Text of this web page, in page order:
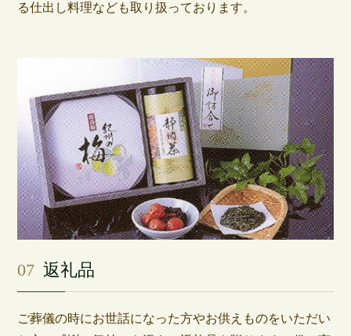
る仕出し料理なども取り扱っております。
07 返礼品
ご葬儀の時にお世話になった方やお供えものをいただい